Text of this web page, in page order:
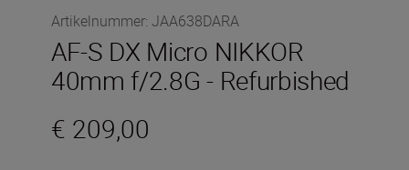
Artikelnummer: JAA638DARA
AF-S DX Micro NIKKOR
40mm f/2.8G - Refurbished
€ 209,00